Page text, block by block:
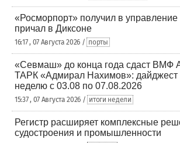
«Росморпорт» получил в управление
причал в Диксоне
16:17 , 07 Августа 2026 / порты
«Севмаш» до конца года сдаст ВМФ
ТАРК «Адмирал Нахимов»: дайджест
неделю с 03.08 по 07.08.2026
15:37 , 07 Августа 2026 / итоги недели
Регистр расширяет комплексные
судостроения и промышленности